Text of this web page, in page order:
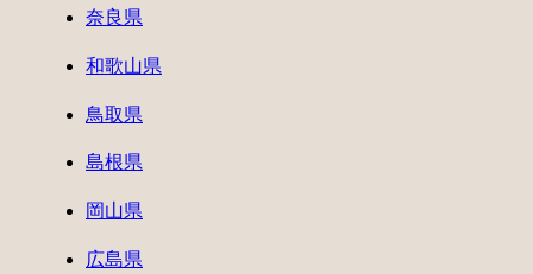
奈良県
和歌山県
鳥取県
島根県
岡山県
広島県